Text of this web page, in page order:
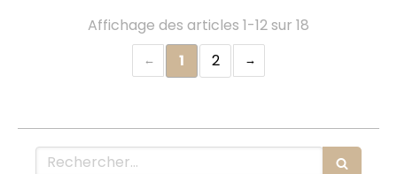
Affichage des articles 1-12 sur 18
1
2
Rechercher